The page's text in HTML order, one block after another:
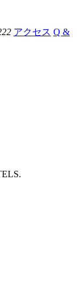
アクセス Q &